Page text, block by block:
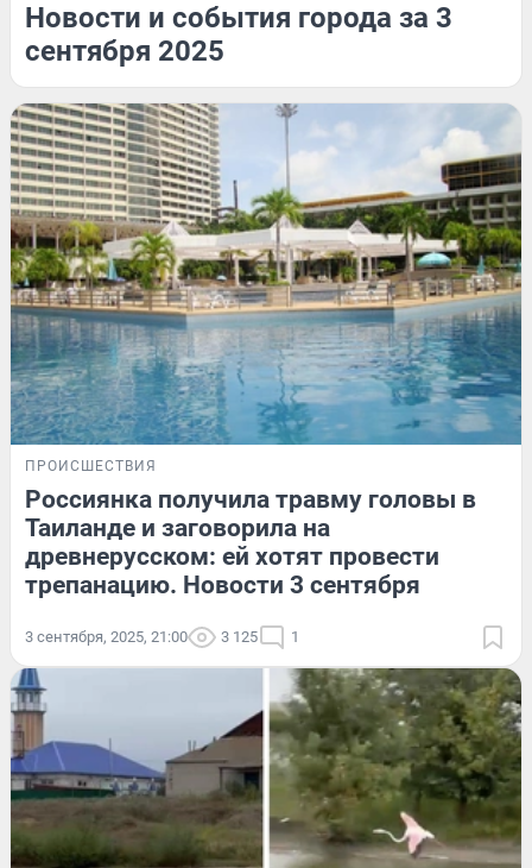
Новости и события города за 3
сентября 2025
ПРОИСШЕСТВИЯ
Россиянка получила травму головы в
Таиланде и заговорила на
древнерусском: ей хотят провести
трепанацию. Новости 3 сентября
3 сентября, 2025, 21:00 3 125 1